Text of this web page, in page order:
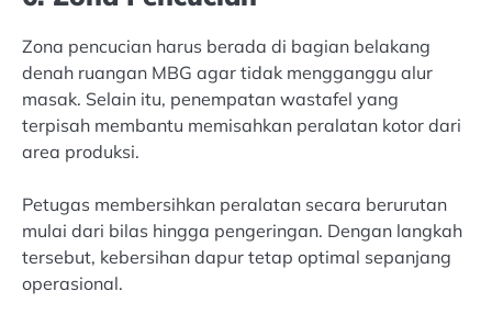
Zona pencucian harus berada di bagian belakang
denah ruangan MBG agar tidak mengganggu alur
masak. Selain itu, penempatan wastafel yang
terpisah membantu memisahkan peralatan kotor dari
area produksi.
Petugas membersihkan peralatan secara berurutan
mulai dari bilas hingga pengeringan. Dengan langkah
tersebut, kebersihan dapur tetap optimal sepanjang
operasional.